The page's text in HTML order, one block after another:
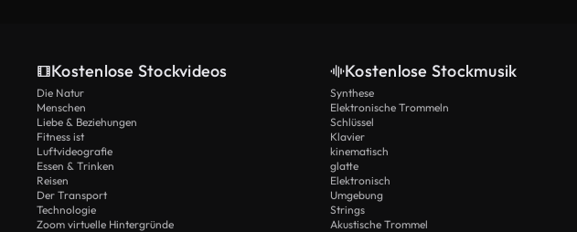
Kostenlose Stockvideos
Die Natur
Menschen
Liebe & Beziehungen
Fitness ist
Luftvideografie
Essen & Trinken
Reisen
Der Transport
Technologie
Zoom virtuelle Hintergründe
Kostenlose Stockmusik
Synthese
Elektronische Trommeln
Schlüssel
Klavier
kinematisch
glatte
Elektronisch
Umgebung
Strings
Akustische Trommel